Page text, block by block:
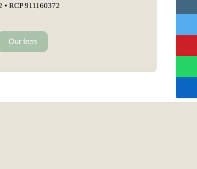
RCP 911160372
Our fees